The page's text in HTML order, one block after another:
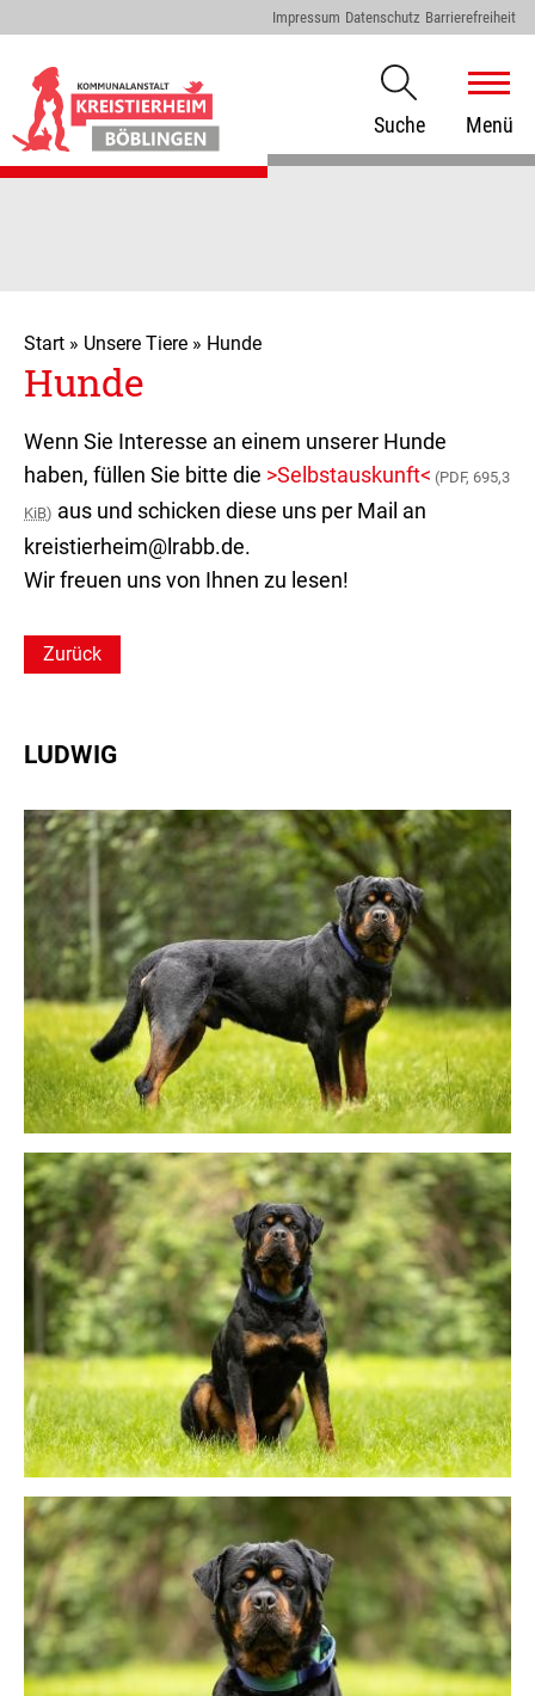
Impressum Datenschutz Barrierefreiheit
Suche Menü
Start » Unsere Tiere » Hunde
Hunde
Wenn Sie Interesse an einem unserer Hunde
haben, füllen Sie bitte die >Selbstauskunft< (PDF, 695,3
KiB) aus und schicken diese uns per Mail an
kreistierheim@lrabb.de.
Wir freuen uns von Ihnen zu lesen!
Zurück
LUDWIG